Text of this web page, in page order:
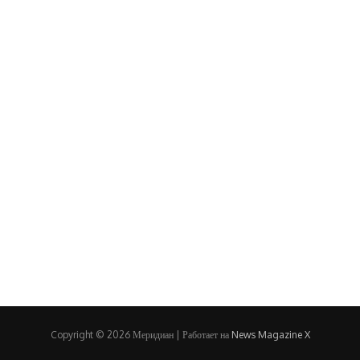
Copyright © 2026 Меридиан | Работает на News Magazine X